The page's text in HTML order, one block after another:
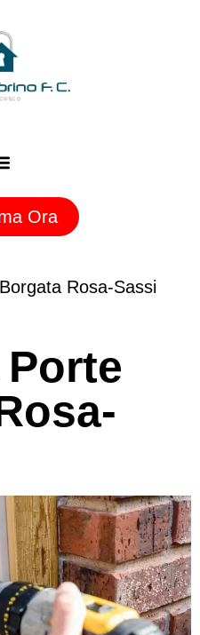
Ora
Rosa-Sassi